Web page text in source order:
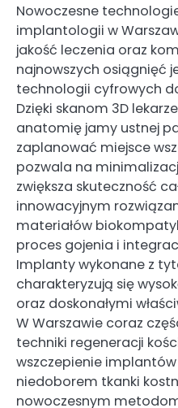
Nowoczesne
implantologii w
jakość leczenia oraz
najnowszych osiągnięć
technologii cyfrowych
Dzięki skanom 3D
anatomię jamy ustnej
zaplanować miejsce
pozwala na
zwiększa skuteczność
innowacyjnym
materiałów
proces gojenia i
Implanty wykonane z
charakteryzują się
oraz doskonałymi
W Warszawie coraz
techniki regeneracji
wszczepienie
niedoborem tkanki
nowoczesnym